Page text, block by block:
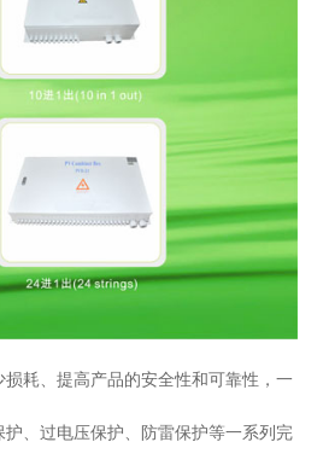
耗、提高产品的安全性和可靠性，一
、过电压保护、防雷保护等一系列完